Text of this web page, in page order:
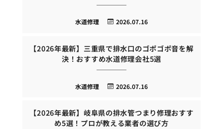
2026.07.16
水道修理
【2026年最新】三重県で排水口のゴポゴポ音を解
決！おすすめ水道修理会社5選
2026.07.16
水道修理
【2026年最新】岐阜県の排水管つまり修理おすす
め5選！プロが教える業者の選び方